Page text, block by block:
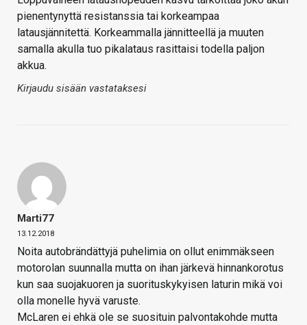
pienentynyttä resistanssia tai korkeampaa
latausjännitettä. Korkeammalla jännitteellä ja muuten
samalla akulla tuo pikalataus rasittaisi todella paljon
akkua.
Kirjaudu sisään vastataksesi
Marti77
13.12.2018
Noita autobrändättyjä puhelimia on ollut enimmäkseen
motorolan suunnalla mutta on ihan järkevä hinnankorotus
kun saa suojakuoren ja suorituskykyisen laturin mikä voi
olla monelle hyvä varuste.
McLaren ei ehkä ole se suosituin palvontakohde mutta